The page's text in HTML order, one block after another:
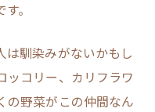
す。
は馴染みがないかもし
ッコリー、カリフラワ
の野菜がこの仲間なん